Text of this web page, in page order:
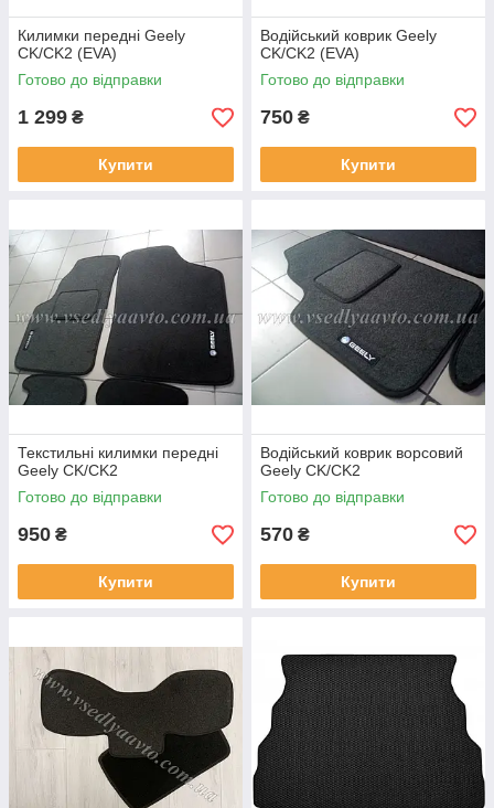
Килимки передні Geely
CK/CK2 (EVA)
Готово до відправки
1 299 ₴
Купити
Водійський коврик Geely
CK/CK2 (EVA)
Готово до відправки
750 ₴
Купити
Текстильні килимки передні
Geely CK/CK2
Готово до відправки
950 ₴
Купити
Водійський коврик ворсовий
Geely CK/CK2
Готово до відправки
570 ₴
Купити